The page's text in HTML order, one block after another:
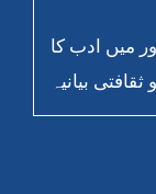
میں ادب کا
بیانیہ